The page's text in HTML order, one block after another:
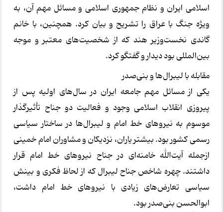
اسلامی ایران و نظام جمهوری اسلامی و مسائل مهم آن، به
ویژه جنگ با عراق را تشریح و بیان کرد. همچنین، با خانم
گاندی نخست‌وزیر هند که از شخصیت‌های معتبر و موجه
بین‌المللی بود دیدار و گفتگو کرد.
مقابله با لیبرال‌ها و بنی‌صدر
یکی از مسائل مهم جامعه ایران در سال‌های اولیه پس از
پیروزی انقلاب اسلامی وجود و فعالیت دو جناح تأثیرگذار
موسوم به نیروهای خط امام و لیبرال‌ها در ساختار سیاسی
رسمی کشور بود. بیشتر یاران، نزدیکان و مشاوران امام خمینی
ازجمله آیت‌الله خامنه‌ای در جناح نیروهای خط امام قرار
داشتند. چهره شاخص جناح لیبرال که از لحاظ فکری و بینش
سیاسی تعارض‌های زیادی با نیروهای خط امام داشت،
ابوالحسن بنی‌صدر بود.